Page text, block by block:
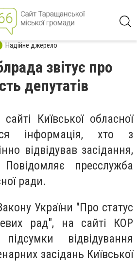
Надійне джерело
звітує про
депутатів
Київської обласної
інформація, хто з
відвідував засідання,
Повідомляє пресслужба
ради.
України "Про статус
рад", на сайті КОР
відвідування
засідань Київської